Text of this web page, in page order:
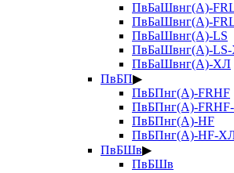
ПвБаШвнг(А)-
ПвБаШвнг(А)-
ПвБаШвнг(А)-LS
ПвБаШвнг(А)-
ПвБаШвнг(А)-ХЛ
ПвБП▶
ПвБПнг(А)-FRHF
ПвБПнг(А)-
ПвБПнг(А)-HF
ПвБПнг(А)-HF-
ПвБШв▶
ПвБШв